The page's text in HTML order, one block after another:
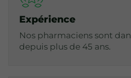
Expérience
Nos pharmaciens sont
depuis plus de 45 ans.